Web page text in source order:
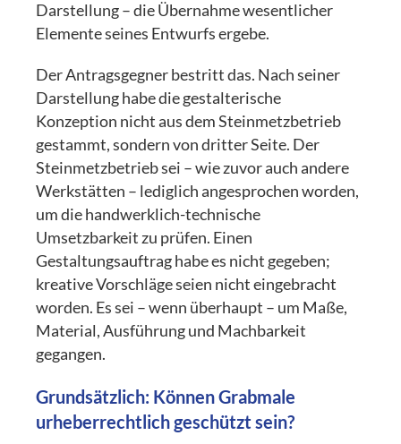
Darstellung – die Übernahme wesentlicher
Elemente seines Entwurfs ergebe.
Der Antragsgegner bestritt das. Nach seiner
Darstellung habe die gestalterische
Konzeption nicht aus dem Steinmetzbetrieb
gestammt, sondern von dritter Seite. Der
Steinmetzbetrieb sei – wie zuvor auch andere
Werkstätten – lediglich angesprochen worden,
um die handwerklich-technische
Umsetzbarkeit zu prüfen. Einen
Gestaltungsauftrag habe es nicht gegeben;
kreative Vorschläge seien nicht eingebracht
worden. Es sei – wenn überhaupt – um Maße,
Material, Ausführung und Machbarkeit
gegangen.
Grundsätzlich: Können Grabmale
urheberrechtlich geschützt sein?